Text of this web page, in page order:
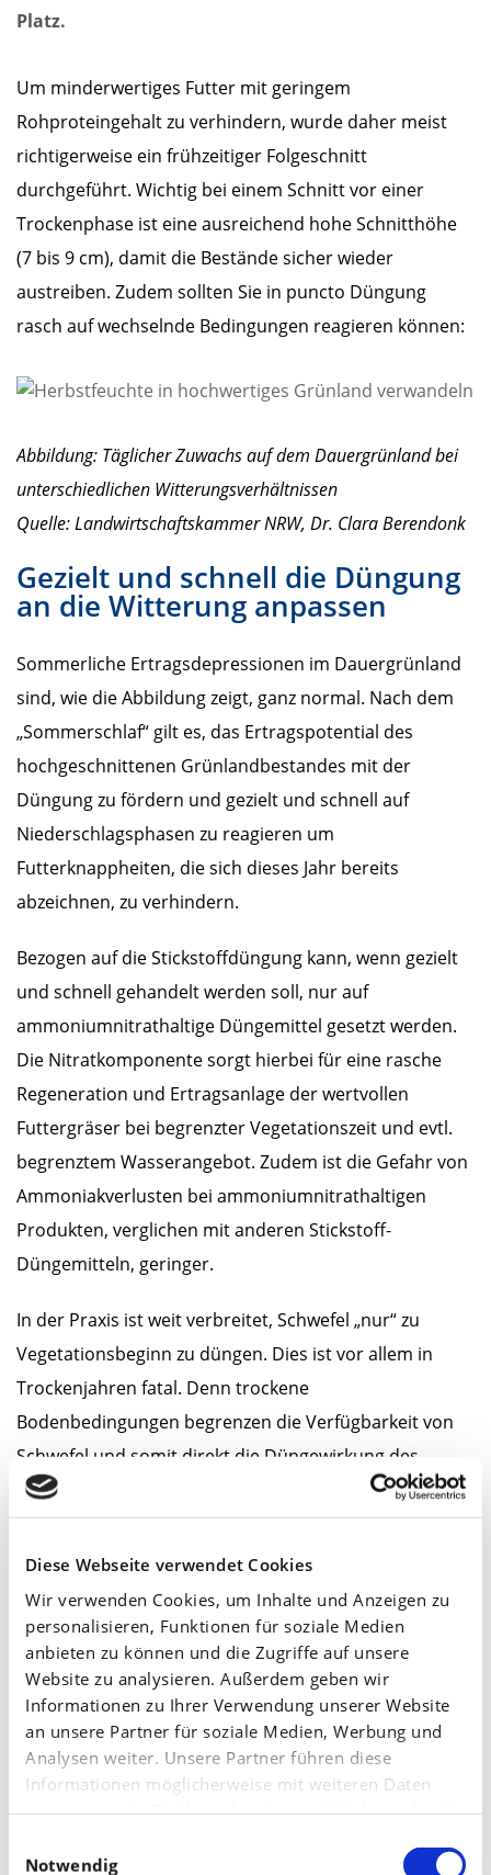
Diese Webseite verwendet Cookies
Wir verwenden Cookies, um Inhalte und Anzeigen zu
personalisieren, Funktionen für soziale Medien
anbieten zu können und die Zugriffe auf unsere
Website zu analysieren. Außerdem geben wir
Informationen zu Ihrer Verwendung unserer Website
an unsere Partner für soziale Medien, Werbung und
Analysen weiter. Unsere Partner führen diese
Informationen möglicherweise mit weiteren Daten
zusammen, die Sie ihnen bereitgestellt haben oder die
haben.
Notwendig
Platz.
Um minderwertiges Futter mit geringem
Rohproteingehalt zu verhindern, wurde daher meist
richtigerweise ein frühzeitiger Folgeschnitt
durchgeführt. Wichtig bei einem Schnitt vor einer
Trockenphase ist eine ausreichend hohe Schnitthöhe
(7 bis 9 cm), damit die Bestände sicher wieder
austreiben. Zudem sollten Sie in puncto Düngung
rasch auf wechselnde Bedingungen reagieren können:
Abbildung: Täglicher Zuwachs auf dem Dauergrünland bei
unterschiedlichen Witterungsverhältnissen
Quelle: Landwirtschaftskammer NRW, Dr. Clara Berendonk
Gezielt und schnell die Düngung
an die Witterung anpassen
Sommerliche Ertragsdepressionen im Dauergrünland
sind, wie die Abbildung zeigt, ganz normal. Nach dem
„Sommerschlaf“ gilt es, das Ertragspotential des
hochgeschnittenen Grünlandbestandes mit der
Düngung zu fördern und gezielt und schnell auf
Niederschlagsphasen zu reagieren um
Futterknappheiten, die sich dieses Jahr bereits
abzeichnen, zu verhindern.
Bezogen auf die Stickstoffdüngung kann, wenn gezielt
und schnell gehandelt werden soll, nur auf
ammoniumnitrathaltige Düngemittel gesetzt werden.
Die Nitratkomponente sorgt hierbei für eine rasche
Regeneration und Ertragsanlage der wertvollen
Futtergräser bei begrenzter Vegetationszeit und evtl.
begrenztem Wasserangebot. Zudem ist die Gefahr von
Ammoniakverlusten bei ammoniumnitrathaltigen
Produkten, verglichen mit anderen Stickstoff-
Düngemitteln, geringer.
In der Praxis ist weit verbreitet, Schwefel „nur“ zu
Vegetationsbeginn zu düngen. Dies ist vor allem in
Trockenjahren fatal. Denn trockene
Bodenbedingungen begrenzen die Verfügbarkeit von
Schwefel und somit direkt die Düngewirkung des
eingesetzten Stickstoffs. Für eine möglichst hohe
Stickstoffnutzungs-Effizienz bei späten Schnitten unter
Trockenheit, empfehlen wir daher: Bringen Sie 10 kg
Schwefel in Form von Sulfat aus – am besten mit der
Stickstoffdüngung.
Für gezieltes und schnelles Düngen unter wechselnden
Bedingungen ist zudem wichtig, schnell auf
Niederschläge reagieren zu können. Aus Praktiker-Sicht
ist es daher sinnvoll, Dünger im Big Bag auf dem Hof zu
haben. Unnötige Wege zum Lagerhaus werden
dadurch vermieden.